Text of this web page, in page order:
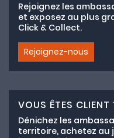
Rejoignez les
et exposez au plus
Click & Collect.
Rejoignez-nous
VOUS ÊTES CLIENT
Dénichez les
territoire, achetez au